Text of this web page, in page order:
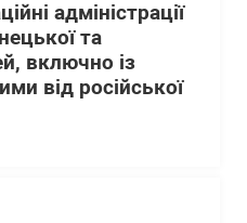
адміністрації
та
включно із
від російської